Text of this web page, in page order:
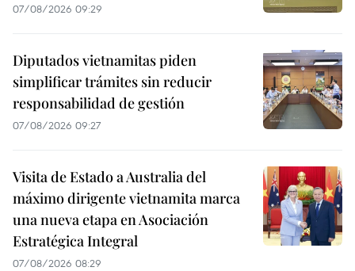
07/08/2026 09:29
Diputados vietnamitas piden
simplificar trámites sin reducir
responsabilidad de gestión
07/08/2026 09:27
Visita de Estado a Australia del
máximo dirigente vietnamita marca
una nueva etapa en Asociación
Estratégica Integral
07/08/2026 08:29